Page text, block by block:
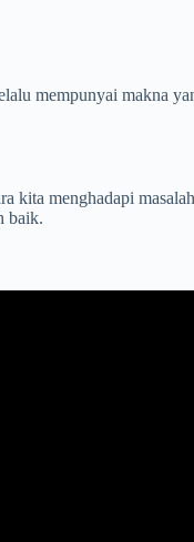
mempunyai makna
kita menghadapi
baik.